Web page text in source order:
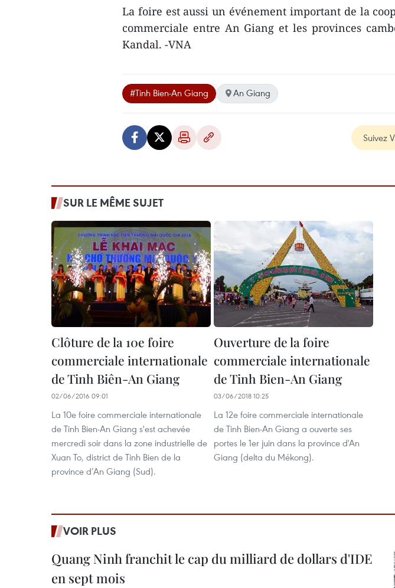
La foire est aussi un événement important de la
commerciale entre An Giang et les provinces
Kandal. -VNA
#Tinh Bien-An Giang An Giang
Suivez
SUR LE MÊME SUJET
Clôture de la 10e foire
commerciale internationale
de Tinh Biên-An Giang
02/06/2016 09:01
La 10e foire commerciale internationale
de Tinh Bien-An Giang s'est achevée
mercredi soir dans la zone industrielle de
Xuan To, district de Tinh Bien de la
province d’An Giang (Sud).
Ouverture de la foire
commerciale internationale
de Tinh Bien-An Giang
03/06/2018 10:25
La 12e foire commerciale internationale
de Tinh Bien-An Giang a ouverte ses
portes le 1er juin dans la province d'An
Giang (delta du Mékong).
VOIR PLUS
Quang Ninh franchit le cap du milliard de dollars d'IDE
en sept mois